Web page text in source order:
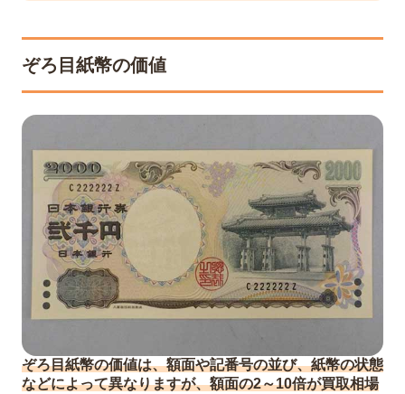
ぞろ目紙幣の価値
ぞろ目紙幣の価値は、額面や記番号の並び、紙幣の状態
などによって異なりますが、額面の2～10倍が買取相場